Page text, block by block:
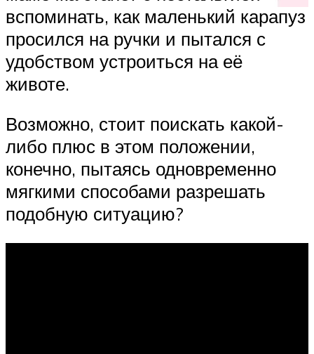
вспоминать, как маленький карапуз
просился на ручки и пытался с
удобством устроиться на её
животе.
Возможно, стоит поискать какой-
либо плюс в этом положении,
конечно, пытаясь одновременно
мягкими способами разрешать
подобную ситуацию?